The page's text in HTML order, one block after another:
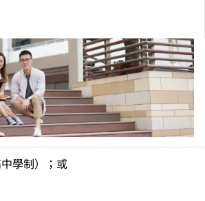
學制）；或